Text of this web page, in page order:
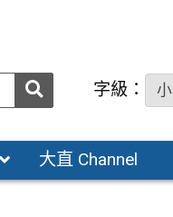
送出 字級： 小
大直 Channel